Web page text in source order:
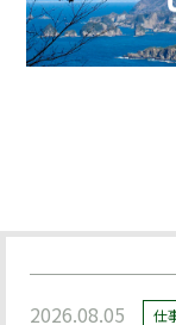
2026.08.05
仕